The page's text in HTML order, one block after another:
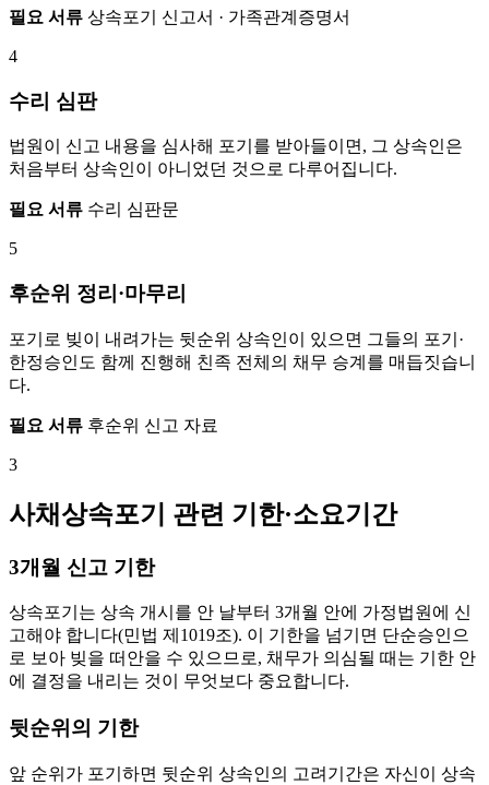
필요 서류 상속포기 신고서 · 가족관계증명서
4
수리 심판
법원이 신고 내용을 심사해 포기를 받아들이면, 그 상속인은
처음부터 상속인이 아니었던 것으로 다루어집니다.
필요 서류 수리 심판문
5
후순위 정리·마무리
포기로 빚이 내려가는 뒷순위 상속인이 있으면 그들의 포기·
한정승인도 함께 진행해 친족 전체의 채무 승계를 매듭짓습니
다.
필요 서류 후순위 신고 자료
3
사채상속포기 관련 기한·소요기간
3개월 신고 기한
상속포기는 상속 개시를 안 날부터 3개월 안에 가정법원에 신
고해야 합니다(민법 제1019조). 이 기한을 넘기면 단순승인으
로 보아 빚을 떠안을 수 있으므로, 채무가 의심될 때는 기한 안
에 결정을 내리는 것이 무엇보다 중요합니다.
뒷순위의 기한
앞 순위가 포기하면 뒷순위 상속인의 고려기간은 자신이 상속